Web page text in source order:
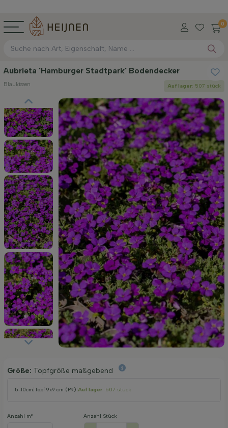
0
Aubrieta 'Hamburger Stadtpark' Bodendecker
Blaukissen Auf lager: 507 stück
Größe: Topfgröße maßgebend
5-10cm Topf 9x9 cm (P9) Auf lager: 507 stück
Anzahl m² Anzahl Stück